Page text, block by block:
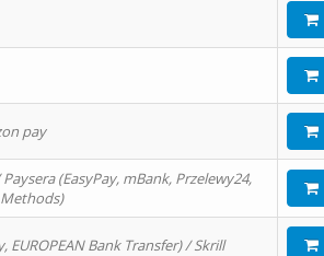
pay
Paysera (EasyPay, mBank, Przelewy24,
Methods)
Bank Transfer) / Skrill